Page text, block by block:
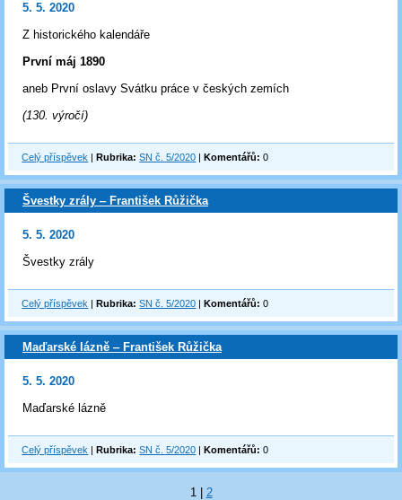
5. 5. 2020
Z historického kalendáře
První máj 1890
aneb První oslavy Svátku práce v českých zemích
(130. výročí)
Celý příspěvek |Rubrika: SN č. 5/2020 |Komentářů: 0
Švestky zrály ‒ František Růžička
5. 5. 2020
Švestky zrály
Celý příspěvek |Rubrika: SN č. 5/2020 |Komentářů: 0
Maďarské lázně ‒ František Růžička
5. 5. 2020
Maďarské lázně
Celý příspěvek |Rubrika: SN č. 5/2020 |Komentářů: 0
1
2